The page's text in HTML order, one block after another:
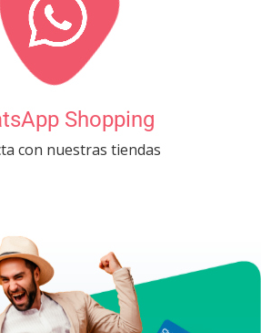
Shopping
con nuestras tiendas